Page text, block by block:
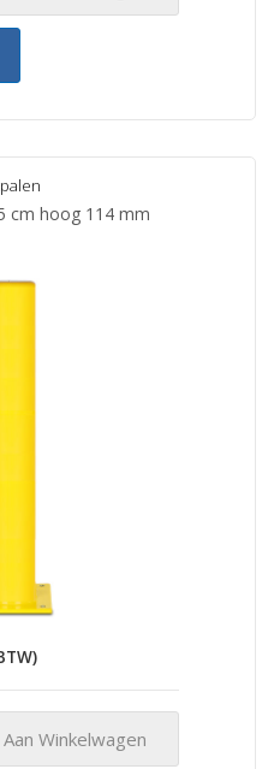
cm hoog 114 mm
Winkelwagen